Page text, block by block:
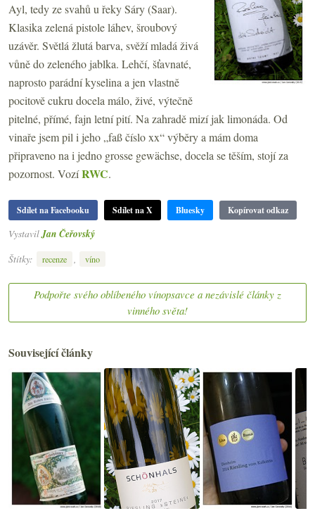
Ayl, tedy ze svahů u řeky Sáry (Saar).
Klasika zelená pistole láhev, šroubový
uzávěr. Světlá žlutá barva, svěží mladá živá
vůně do zeleného jablka. Lehčí, šťavnaté,
naprosto parádní kyselina a jen vlastně
pocitově cukru docela málo, živé, výtečně
pitelné, přímé, fajn letní pití. Na zahradě mizí jak limonáda. Od
vinaře jsem pil i jeho „faß číslo xx“ výběry a mám doma
připraveno na i jedno grosse gewächse, docela se těším, stojí za
pozornost. VozíRWC.
Sdílet na Facebooku Sdílet na X Bluesky Kopírovat odkaz
Vystavil Jan Čeřovský
Štítky:
recenze , víno
Podpořte svého oblíbeného vínopsavce a nezávislé články z
vinného světa!
Související články